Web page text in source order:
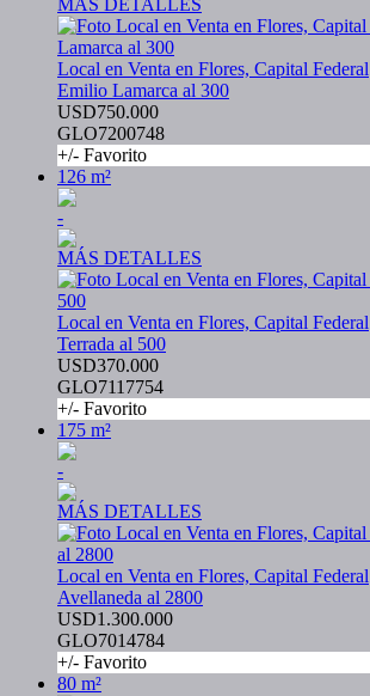
MÁS DETALLES
Local en Venta en Flores, Capital Federal
Emilio Lamarca al 300
USD750.000
GLO7200748
+/- Favorito
126 m²
-
MÁS DETALLES
Local en Venta en Flores, Capital Federal
Terrada al 500
USD370.000
GLO7117754
+/- Favorito
175 m²
-
MÁS DETALLES
Local en Venta en Flores, Capital Federal
Avellaneda al 2800
USD1.300.000
GLO7014784
+/- Favorito
80 m²